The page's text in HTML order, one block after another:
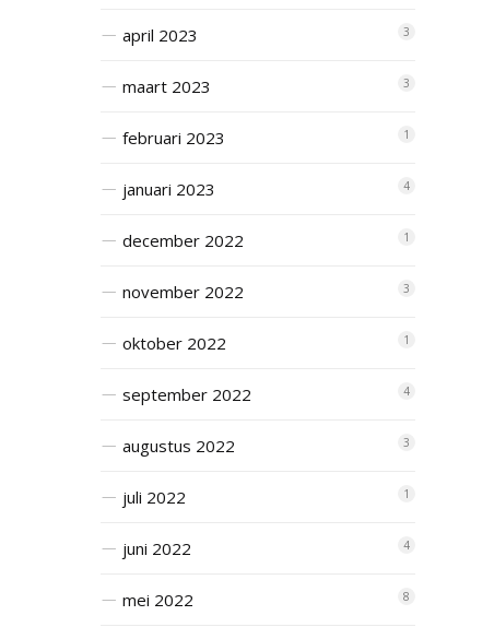
april 2023 3
maart 2023 3
februari 2023 1
januari 2023 4
december 2022 1
november 2022 3
oktober 2022 1
september 2022 4
augustus 2022 3
juli 2022 1
juni 2022 4
mei 2022 8